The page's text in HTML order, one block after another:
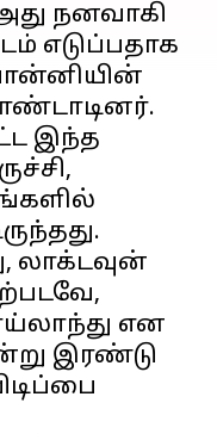
நனவாகி
எடுப்பதாக
இந்த
லாக்டவுன்
என
இரண்டு